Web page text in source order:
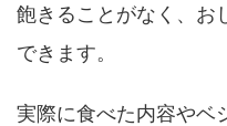
飽きることがなく、お
できます。
実際に食べた内容やベ